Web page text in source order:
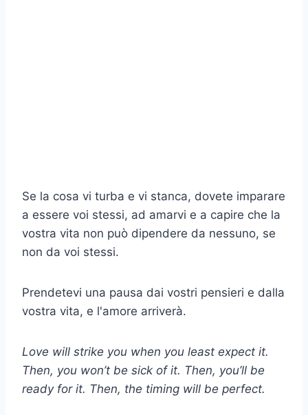
Se la cosa vi turba e vi stanca, dovete imparare
a essere voi stessi, ad amarvi e a capire che la
vostra vita non può dipendere da nessuno, se
non da voi stessi.
Prendetevi una pausa dai vostri pensieri e dalla
vostra vita, e l'amore arriverà.
Love will strike you when you least expect it.
Then, you won’t be sick of it. Then, you’ll be
ready for it. Then, the timing will be perfect.